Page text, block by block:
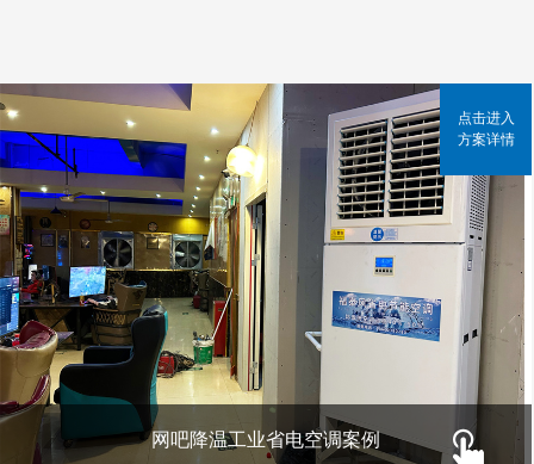
网吧降温工业省电空调案例
点击进入
方案详情